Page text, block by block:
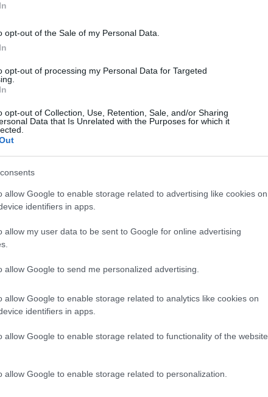
opt-out of the Sale of my Personal Data.
opt-out of processing my Personal Data for Targeted
opt-out of Collection, Use, Retention, Sale, and/or Sharing
Data that Is Unrelated with the Purposes for which it
allow Google to enable storage related to advertising like cookies on
identifiers in apps.
allow my user data to be sent to Google for online advertising
allow Google to send me personalized advertising.
allow Google to enable storage related to analytics like cookies on
identifiers in apps.
allow Google to enable storage related to functionality of the website
allow Google to enable storage related to personalization.
1897-ben építették, 308 méter hosszú és
található alagúton is keresztül mennek a WRC
gyorsaságin.
kell vezetniük a versenyzőknek, ugyanis az
Japánban.